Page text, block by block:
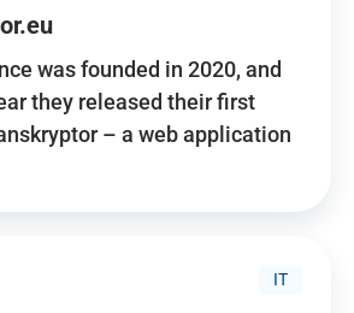
was founded in 2020, and
they released their first
– a web application
IT